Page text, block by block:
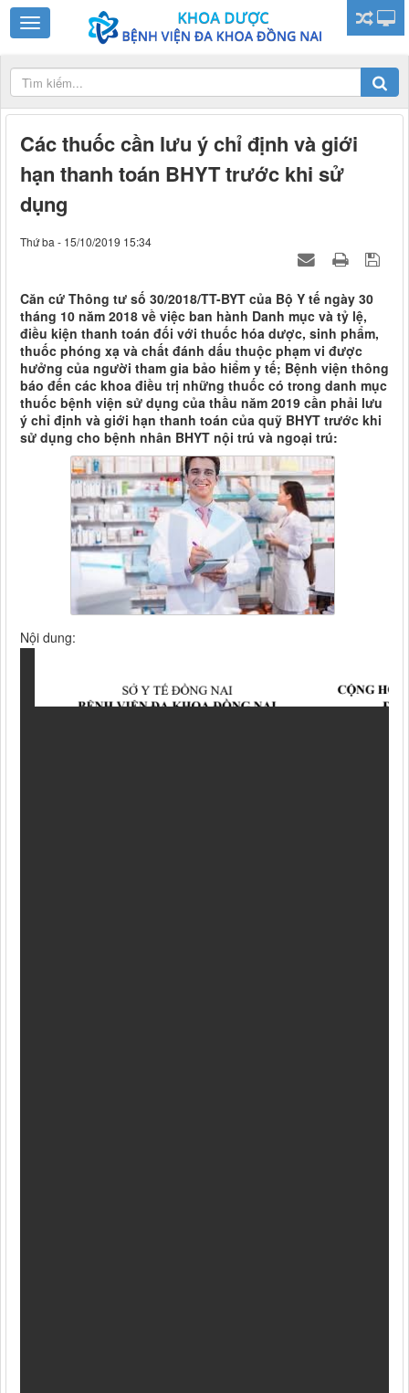
Các thuốc cần lưu ý chỉ định và giới
hạn thanh toán BHYT trước khi sử
dụng
Thứ ba - 15/10/2019 15:34
Căn cứ Thông tư số 30/2018/TT-BYT của Bộ Y tế ngày 30
tháng 10 năm 2018 về việc ban hành Danh mục và tỷ lệ,
điều kiện thanh toán đối với thuốc hóa dược, sinh phẩm,
thuốc phóng xạ và chất đánh dấu thuộc phạm vi được
hưởng của người tham gia bảo hiểm y tế; Bệnh viện thông
báo đến các khoa điều trị những thuốc có trong danh mục
thuốc bệnh viện sử dụng của thầu năm 2019 cần phải lưu
ý chỉ định và giới hạn thanh toán của quỹ BHYT trước khi
sử dụng cho bệnh nhân BHYT nội trú và ngoại trú:
Nội dung: